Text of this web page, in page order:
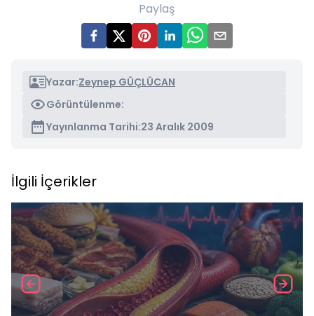
Paylaş
Yazar:Zeynep GÜÇLÜCAN
Görüntülenme:
Yayınlanma Tarihi:23 Aralık 2009
İlgili İçerikler